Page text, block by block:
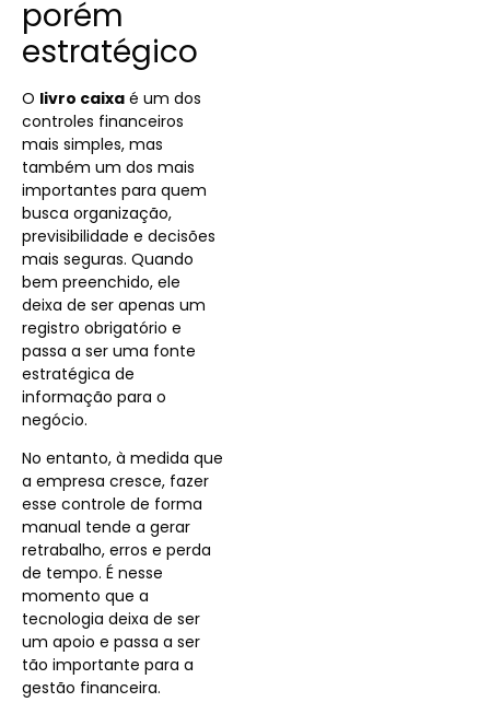
porém
estratégico
O livro caixa é um dos
controles financeiros
mais simples, mas
também um dos mais
importantes para quem
busca organização,
previsibilidade e decisões
mais seguras. Quando
bem preenchido, ele
deixa de ser apenas um
registro obrigatório e
passa a ser uma fonte
estratégica de
informação para o
negócio.
No entanto, à medida que
a empresa cresce, fazer
esse controle de forma
manual tende a gerar
retrabalho, erros e perda
de tempo. É nesse
momento que a
tecnologia deixa de ser
um apoio e passa a ser
tão importante para a
gestão financeira.